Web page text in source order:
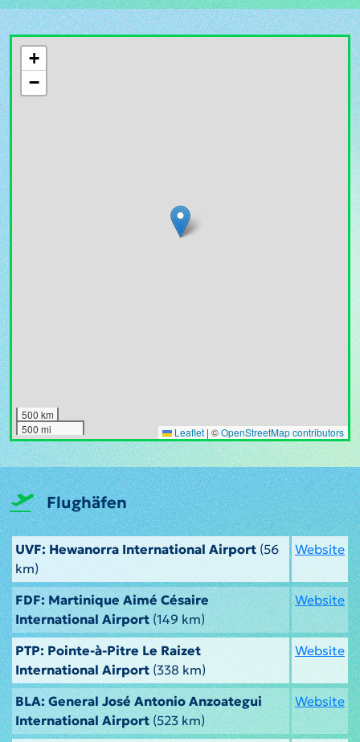
+
−
500 km
500 mi
Leaflet | ©OpenStreetMap contributors
Flughäfen
UVF: Hewanorra International Airport (56
km)
Website
FDF: Martinique Aimé Césaire
International Airport(149 km)
Website
PTP: Pointe-à-Pitre Le Raizet
International Airport (338 km)
Website
BLA: General José Antonio Anzoategui
International Airport(523 km)
Website